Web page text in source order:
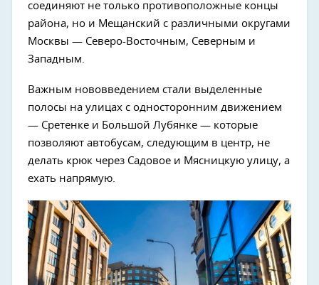
соединяют не только противоположные концы
района, но и Мещанский с различными округами
Москвы — Северо-Восточным, Северным и
Западным.
Важным нововведением стали выделенные
полосы на улицах с односторонним движением
— Сретенке и Большой Лубянке — которые
позволяют автобусам, следующим в центр, не
делать крюк через Садовое и Мясницкую улицу, а
ехать напрямую.